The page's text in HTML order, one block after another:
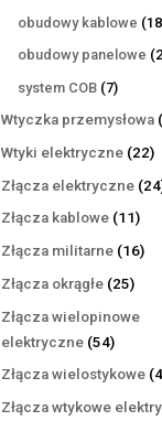
produktów
obudowy kablowe
obudowy panelowe
system COB 77
Wtyczka przemysłowa
Wtyki elektryczne 2222
Złącza elektryczne 24
Złącza kablowe 1111
Złącza militarne 1616
Złącza okrągłe 2525
Złącza wielopinowe
elektryczne 5454
Złącza wielostykowe
Złącza wtykowe